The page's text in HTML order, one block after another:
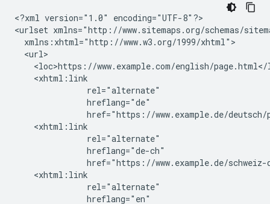
<?xml version="1.0" encoding="UTF-8"?>
<urlset xmlns="http://www.sitemaps.org/schemas/
  xmlns:xhtml="http://www.w3.org/1999/xhtml">
  <url>
<loc>https://www.example.com/english/page.html</
    <xhtml:link
               rel="alternate"
               hreflang="de"
href="https://www.example.de/
    <xhtml:link
               rel="alternate"
               hreflang="de-ch"
href="https://www.example.de/
    <xhtml:link
               rel="alternate"
               hreflang="en"